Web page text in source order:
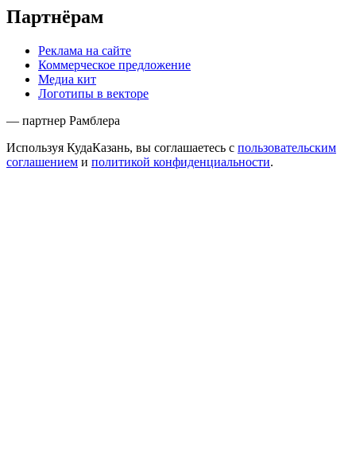
Партнёрам
Реклама на сайте
Коммерческое предложение
Медиа кит
Логотипы в векторе
— партнер Рамблера
Используя КудаКазань, вы соглашаетесь с пользовательским
соглашением и политикой конфиденциальности.